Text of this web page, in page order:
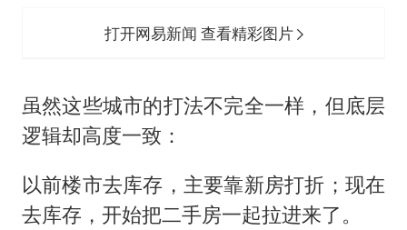
打开网易新闻 查看精彩图片
虽然这些城市的打法不完全一样，但底层
逻辑却高度一致：
以前楼市去库存，主要靠新房打折；现在
去库存，开始把二手房一起拉进来了。